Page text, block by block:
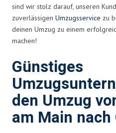
sind wir stolz darauf, unseren
zuverlässigen Umzugsservice zu
deinen Umzug zu einem
machen!
Günstiges
den Umzug
am Main nach